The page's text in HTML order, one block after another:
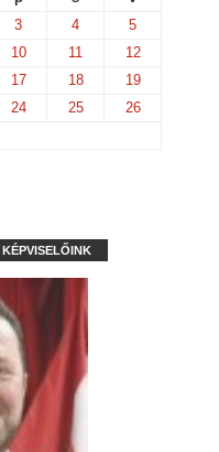
3 4
5
10 11
12
17 18
19
24 25
26